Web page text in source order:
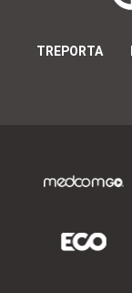
TREPORTA